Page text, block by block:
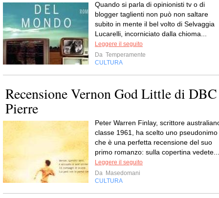
Quando si parla di opinionisti tv o di
blogger taglienti non può non saltare
subito in mente il bel volto di Selvaggia
Lucarelli, incorniciato dalla chioma...
Leggere il seguito
Da Temperamente
CULTURA
Recensione Vernon God Little di DBC
Pierre
Peter Warren Finlay, scrittore
classe 1961, ha scelto uno pseudonimo
che è una perfetta recensione del suo
primo romanzo: sulla copertina vedete...
Leggere il seguito
Da Masedomani
CULTURA